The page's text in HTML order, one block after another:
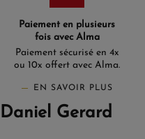
Paiement en plusieurs
fois avec Alma
Paiement sécurisé en 4x
ou 10x offert avec Alma.
EN SAVOIR PLUS
Gerard